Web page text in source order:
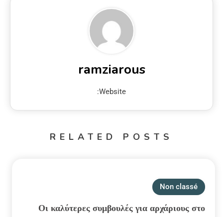
ramziarous
Website:
RELATED POSTS
Non classé
Οι καλύτερες συμβουλές για αρχάριους στο